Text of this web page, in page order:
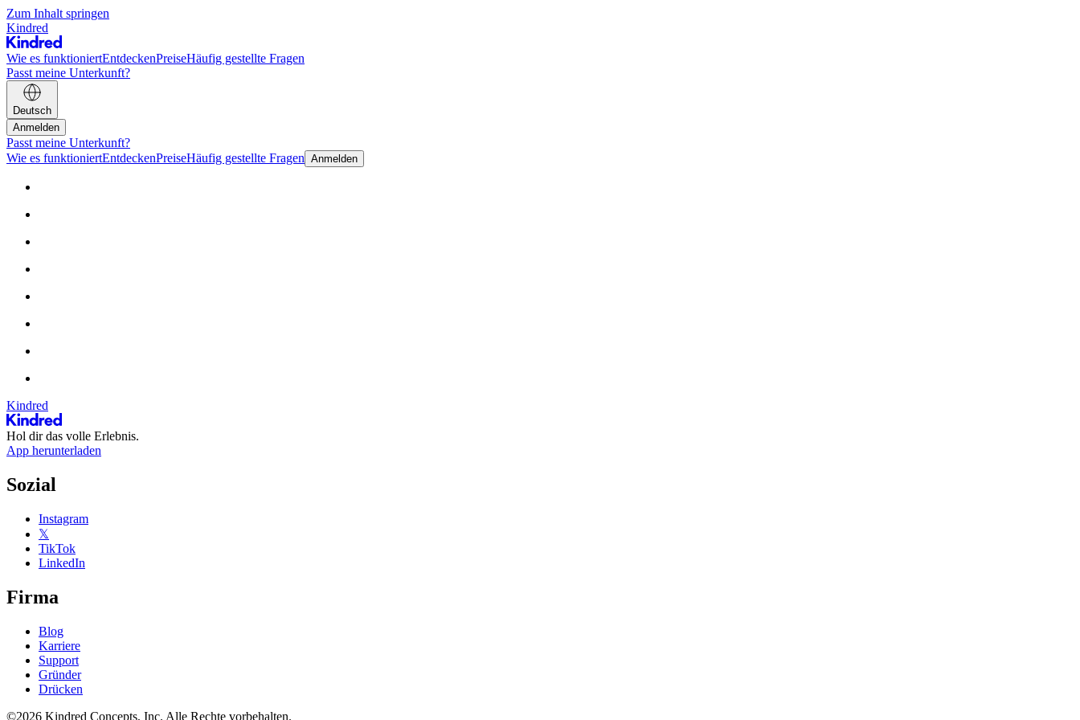
Zum Inhalt springen
Kindred
Wie es funktioniertEntdeckenPreiseHäufig gestellte Fragen
Passt meine Unterkunft?
Deutsch
Anmelden
Passt meine Unterkunft?
Wie es funktioniertEntdeckenPreiseHäufig gestellte Fragen Anmelden
Kindred
Hol dir das volle Erlebnis.
App herunterladen
Sozial
Instagram
𝕏
TikTok
LinkedIn
Firma
Blog
Karriere
Support
Gründer
Drücken
©2026 Kindred Concepts, Inc. Alle Rechte vorbehalten.